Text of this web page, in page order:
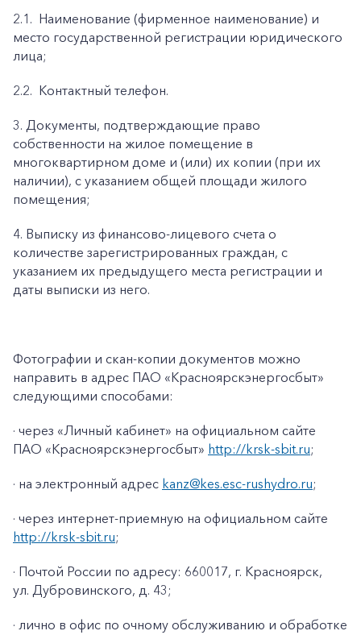
2.1. Наименование (фирменное наименование) и
место государственной регистрации юридического
лица;
2.2. Контактный телефон.
3. Документы, подтверждающие право
собственности на жилое помещение в
многоквартирном доме и (или) их копии (при их
наличии), с указанием общей площади жилого
помещения;
4. Выписку из финансово-лицевого счета о
количестве зарегистрированных граждан, с
указанием их предыдущего места регистрации и
даты выписки из него.
Фотографии и скан-копии документов можно
направить в адрес ПАО «Красноярскэнергосбыт»
следующими способами:
· через «Личный кабинет» на официальном сайте
ПАО «Красноярскэнергосбыт» http://krsk-sbit.ru;
· на электронный адрес kanz@kes.esc-rushydro.ru;
· через интернет-приемную на официальном сайте
http://krsk-sbit.ru;
· Почтой России по адресу: 660017, г. Красноярск,
ул. Дубровинского, д. 43;
· лично в офис по очному обслуживанию и обработке